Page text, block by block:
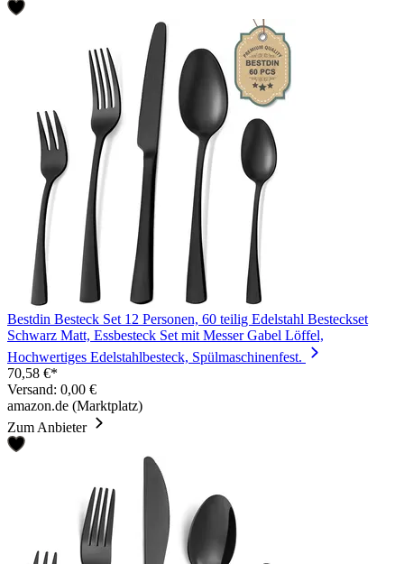
Bestdin Besteck Set 12 Personen, 60 teilig Edelstahl Besteckset
Schwarz Matt, Essbesteck Set mit Messer Gabel Löffel,
Hochwertiges Edelstahlbesteck, Spülmaschinenfest.
70,58 €*
Versand: 0,00 €
amazon.de (Marktplatz)
Zum Anbieter